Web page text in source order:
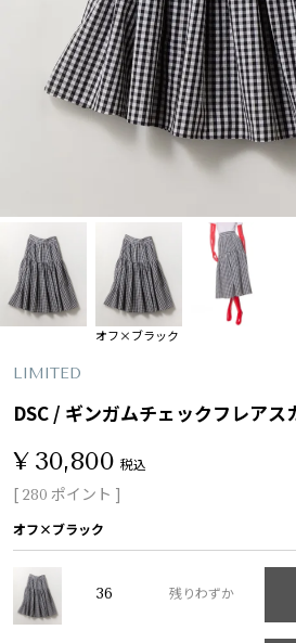
オフ×ブラック
LIMITED
DSC / ギンガムチェックフレアス
¥ 30,800 税込
[ 280 ポイント ]
オフ×ブラック
36 残りわずか